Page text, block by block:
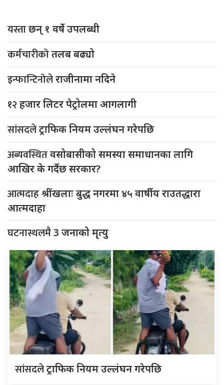
यस्ताछन् १ वर्षे उपलब्धी
कर्मचारीकोतलब बढ्यो
इन्फान्टिनोलेराजीनामा नदिने
१२हजार लिटर पेट्रोलमा आगलागी
सांसदलेट्राफिक नियम उल्लंघन गरेपछि
अब्यवस्थितवसोबासीको समस्या समाधानका लागि
आखिर के गर्दैछ सरकार?
आत्मदाहश्रींखलाः बुद्ध नगरमा ४५ वार्षीय राउतद्धारा
आत्मदाहा
घटनास्थलमै3 जनाको मृत्यु
सांसदलेट्राफिक नियम उल्लंघन गरेपछि